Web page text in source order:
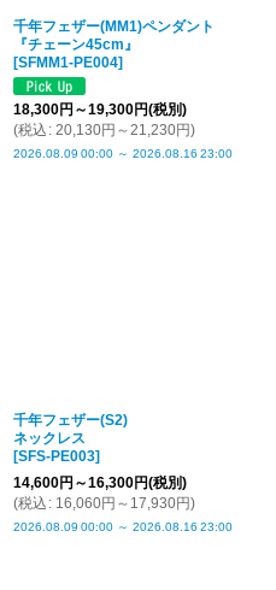
千年フェザー(MM1)ペンダント
『チェーン45cm』
[SFMM1-PE004]
18,300円 ～19,300円(税別)
(税込 : 20,130円 ～21,230円)
2026.08.09 00:00 ～ 2026.08.16 23:00
千年フェザー(S2)
ネックレス
[SFS-PE003]
14,600円 ～16,300円(税別)
(税込 : 16,060円 ～17,930円)
2026.08.09 00:00 ～ 2026.08.16 23:00